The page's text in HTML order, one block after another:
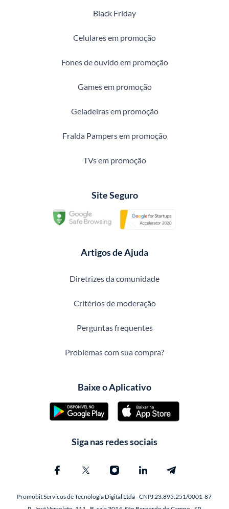
Black Friday
Celulares em promoção
Fones de ouvido em promoção
Games em promoção
Geladeiras em promoção
Fralda Pampers em promoção
TVs em promoção
Site Seguro
Artigos de Ajuda
Diretrizes da comunidade
Critérios de moderação
Perguntas frequentes
Problemas com sua compra?
Baixe o Aplicativo
Siga nas redes sociais
Promobit Servicos de Tecnologia Digital Ltda - CNPJ 23.895.251/0001-87